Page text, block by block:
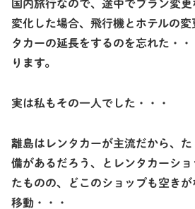
国内旅行なので、途中でプラン変更
変化した場合、飛行機とホテルの
タカーの延長をするのを忘れた・
ります。
実は私もその一人でした・・・
離島はレンタカーが主流だから、
備があるだろう、とレンタカーシ
たものの、どこのショップも空き
移動・・・